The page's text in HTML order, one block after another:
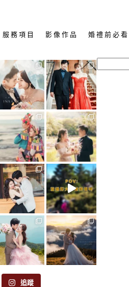
服務項目 影像作品 婚禮前必看
追蹤
搜
尋